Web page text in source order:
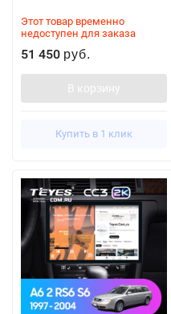
Этот товар временно
недоступен для заказа
51 450 руб.
В корзину
Купить в 1 клик